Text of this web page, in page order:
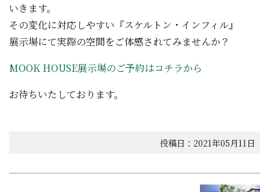
いきます。
その変化に対応しやすい『スケルトン・インフィル』
展示場にて実際の空間をご体感されてみませんか？
MOOK HOUSE展示場のご予約はコチラから
お待ちいたしております。
投稿日：2021年05月11日